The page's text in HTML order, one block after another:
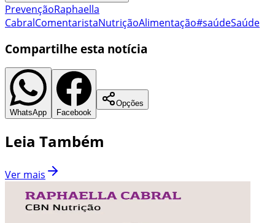
PrevençãoRaphaella
CabralComentaristaNutriçãoAlimentação#saúdeSaúde
Compartilhe esta notícia
WhatsApp Facebook
Opções
Leia Também
Ver mais